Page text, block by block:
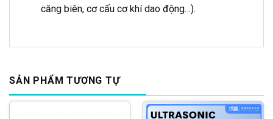
căng biên, cơ cấu cơ khí dao động…).
SẢN PHẨM TƯƠNG TỰ